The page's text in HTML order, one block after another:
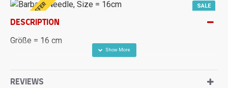
SPECIAL OFFER SALE
DESCRIPTION
Größe = 16 cm
REVIEWS